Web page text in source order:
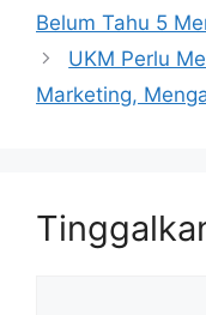
Belum Tahu 5
UKM Perlu
Marketing,